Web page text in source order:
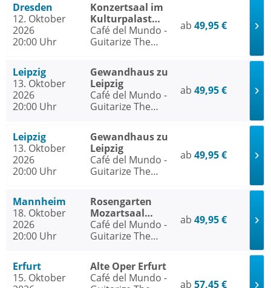
Dresden
12. Oktober
2026
20:00 Uhr
Konzertsaal im
Kulturpalast
Dresden
Café del Mundo -
Guitarize The
ab 49,95 €
Leipzig
13. Oktober
2026
20:00 Uhr
Gewandhaus zu
Leipzig
Café del Mundo -
Guitarize The
ab 49,95 €
Leipzig
13. Oktober
2026
20:00 Uhr
Gewandhaus zu
Leipzig
Café del Mundo -
Guitarize The
ab 49,95 €
Mannheim
18. Oktober
2026
20:00 Uhr
Rosengarten
Mozartsaal
Mannheim
Café del Mundo -
Guitarize The
ab 49,95 €
Erfurt
15. Oktober
Alte Oper Erfurt
Café del Mundo -
ab 57,45 €